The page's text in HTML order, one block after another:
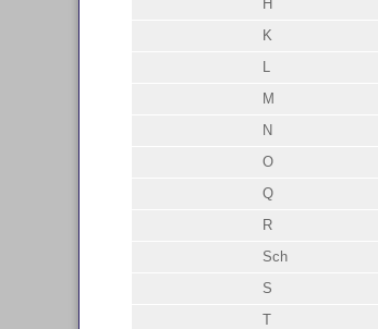
H
K
L
M
N
O
Q
R
Sch
S
T